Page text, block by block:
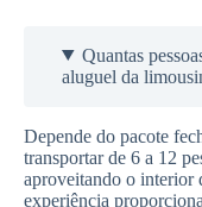
Quantas
aluguel da
Depende do pacote
transportar de 6 a 12
aproveitando o interior
experiência